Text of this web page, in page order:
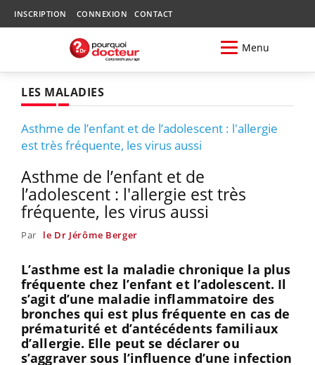
INSCRIPTION CONNEXION CONTACT
Menu
LES MALADIES
Asthme de l’enfant et de l’adolescent : l'allergie
est très fréquente, les virus aussi
Asthme de l’enfant et de
l’adolescent : l'allergie est très
fréquente, les virus aussi
Par le Dr Jérôme Berger
L’asthme est la maladie chronique la plus
fréquente chez l’enfant et l’adolescent. Il
s’agit d’une maladie inflammatoire des
bronches qui est plus fréquente en cas de
prématurité et d’antécédents familiaux
d’allergie. Elle peut se déclarer ou
s’aggraver sous l’influence d’une infection